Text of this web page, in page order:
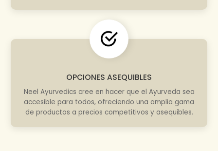
OPCIONES ASEQUIBLES
Neel Ayurvedics cree en hacer que el Ayurveda sea
accesible para todos, ofreciendo una amplia gama
de productos a precios competitivos y asequibles.